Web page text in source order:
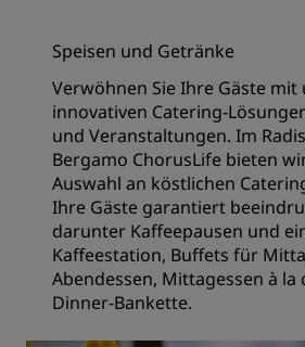
Speisen und Getränke
Verwöhnen Sie Ihre Gäste mit
innovativen Catering-
und Veranstaltungen. Im
Bergamo ChorusLife bieten
Auswahl an köstlichen
Ihre Gäste garantiert
darunter Kaffeepausen und
Kaffeestation, Buffets für
Abendessen, Mittagessen à la
Dinner-Bankette.